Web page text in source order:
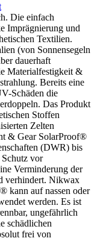
Die einfach
Imprägnierung und
Textilien.
(von Sonnensegeln
dauerhaft
Materialfestigkeit &
Bereits eine
Schäden die
Das Produkt
Stoffen
Zelten
& Gear SolarProof®
(DWR) bis
vor
Verminderung der
verhindert. Nikwax
kann auf nassen oder
werden. Es ist
ungefährlich
schädlichen
frei von